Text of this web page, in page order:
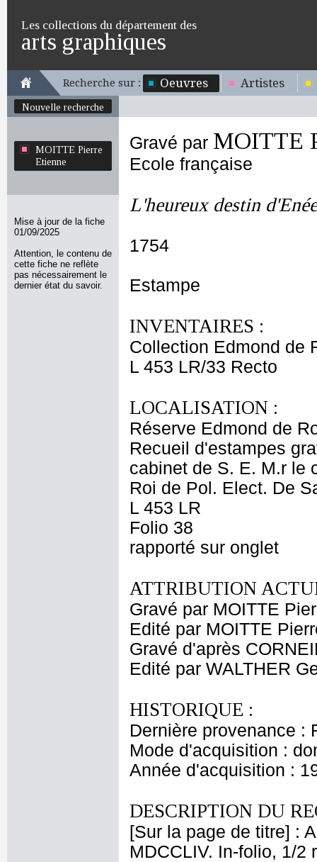
Les collections du département des
arts graphiques
Recherche sur : Oeuvres Artistes
Nouvelle recherche
MOITTE Pierre
Etienne
Mise à jour de la fiche
01/09/2025
Attention, le contenu de
cette fiche ne reflète
pas nécessairement le
dernier état du savoir.
Gravé par MOITTE
Ecole française
L'heureux destin d'Enée
1754
Estampe
INVENTAIRES :
Collection Edmond de
L 453 LR/33 Recto
LOCALISATION :
Réserve Edmond de
Recueil d'estampes
cabinet de S. E. M.r le
Roi de Pol. Elect. De
L 453 LR
Folio 38
rapporté sur onglet
ATTRIBUTION
Gravé par MOITTE
Edité par MOITTE
Gravé d'après
Edité par WALTHER
HISTORIQUE :
Dernière provenance :
Mode d'acquisition :
Année d'acquisition :
DESCRIPTION DU
[Sur la page de titre] :
MDCCLIV. In-folio, 1/2